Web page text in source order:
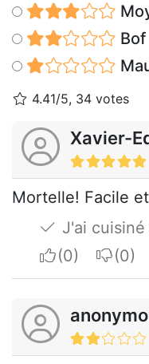
Bof
4.41/5, 34 votes
Xavier-
Mortelle! Facile
J'ai
I apreciate
I do